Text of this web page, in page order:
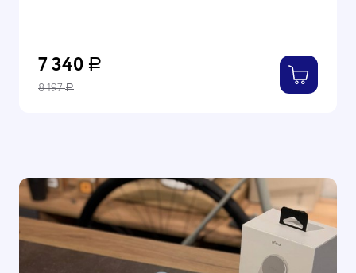
7 340 Р
8 197Р